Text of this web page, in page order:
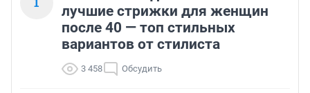
лучшие стрижки для женщин
после 40 — топ стильных
вариантов от стилиста
3 458 Обсудить